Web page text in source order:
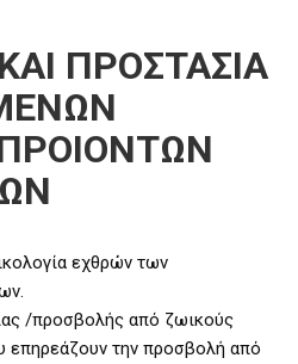
ΠΡΟΣΤΑΣΙΑ
εχθρών των
/προσβολής από ζωικούς
επηρεάζουν την προσβολή από